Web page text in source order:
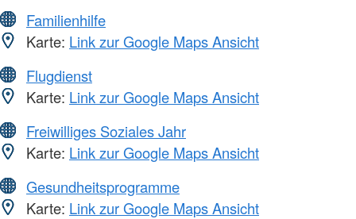
Familienhilfe
Karte: Link zur Google Maps Ansicht
Flugdienst
Karte: Link zur Google Maps Ansicht
Freiwilliges Soziales Jahr
Karte: Link zur Google Maps Ansicht
Gesundheitsprogramme
Karte: Link zur Google Maps Ansicht